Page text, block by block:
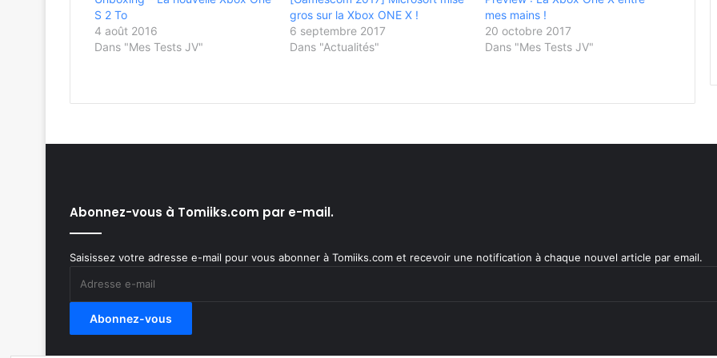
S 2 To
4 août 2016
Dans "Mes Tests JV"
gros sur la Xbox ONE X !
6 septembre 2017
Dans "Actualités"
mes mains !
20 octobre 2017
Dans "Mes Tests JV"
Abonnez-vous à Tomiiks.com par e-mail.
Saisissez votre adresse e-mail pour vous abonner à Tomiiks.com et recevoir une notification à chaque nouvel article par email.
Abonnez-vous